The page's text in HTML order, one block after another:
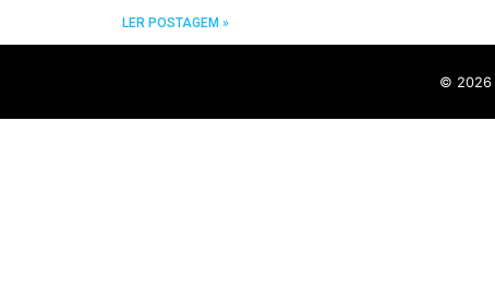
LER POSTAGEM »
© 2026